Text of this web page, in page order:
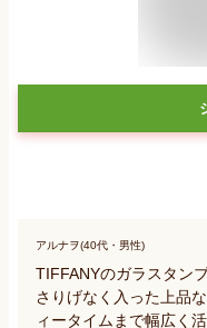
アルナヲ(40代・男性)
TIFFANYのガラスタン
さりげなく入った上品
ィータイムまで幅広く